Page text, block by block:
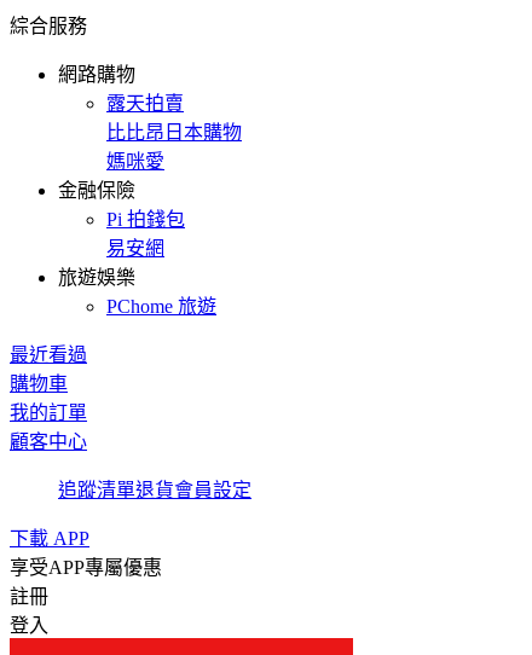
綜合服務
網路購物
露天拍賣
比比昂日本購物
媽咪愛
金融保險
Pi 拍錢包
易安網
旅遊娛樂
PChome 旅遊
最近看過
購物車
我的訂單
顧客中心
追蹤清單退貨會員設定
下載 APP
享受APP專屬優惠
註冊
登入